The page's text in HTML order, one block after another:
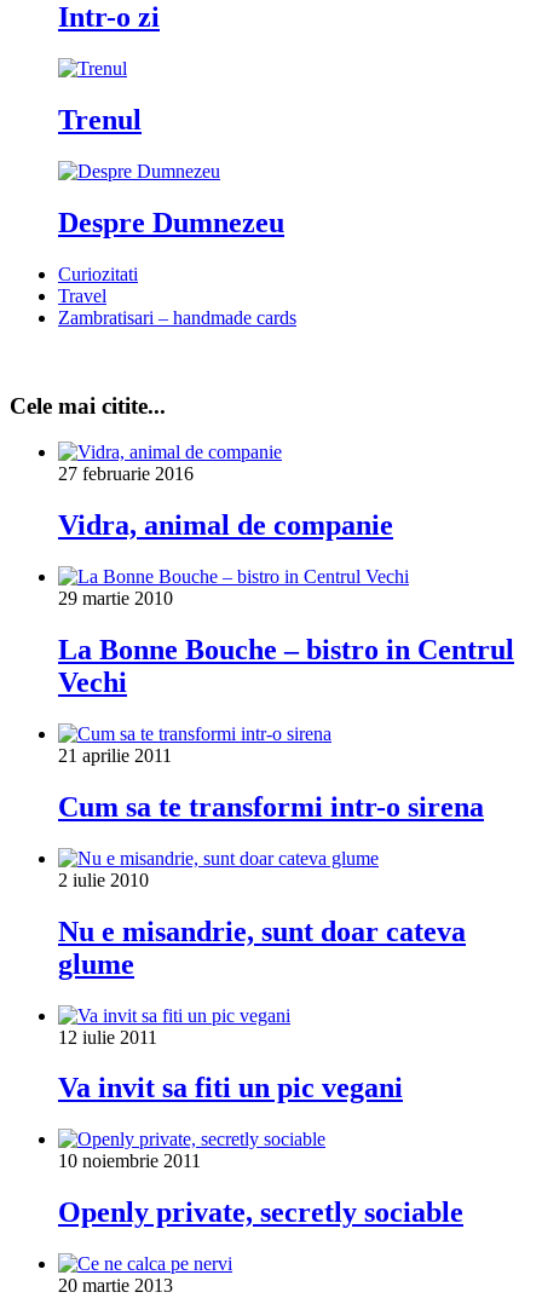
Intr-o zi
Trenul
Despre Dumnezeu
Curiozitati
Travel
Zambratisari – handmade cards
Cele mai citite...
27 februarie 2016
Vidra, animal de companie
29 martie 2010
La Bonne Bouche – bistro in Centrul
Vechi
21 aprilie 2011
Cum sa te transformi intr-o sirena
2 iulie 2010
Nu e misandrie, sunt doar cateva
glume
12 iulie 2011
Va invit sa fiti un pic vegani
10 noiembrie 2011
Openly private, secretly sociable
20 martie 2013